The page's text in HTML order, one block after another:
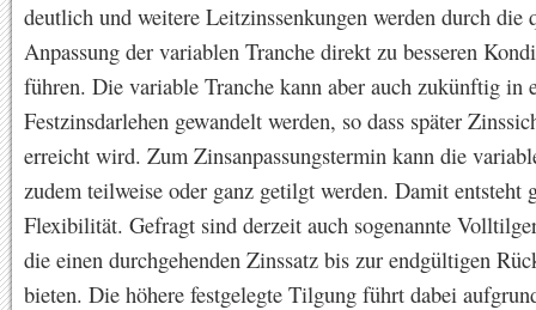
deutlich und weitere Leitzinssenkungen werden durch die
Anpassung der variablen Tranche direkt zu besseren
führen. Die variable Tranche kann aber auch zukünftig in
Festzinsdarlehen gewandelt werden, so dass später
erreicht wird. Zum Zinsanpassungstermin kann die
zudem teilweise oder ganz getilgt werden. Damit entsteht
Flexibilität. Gefragt sind derzeit auch sogenannte
die einen durchgehenden Zinssatz bis zur endgültigen
bieten. Die höhere festgelegte Tilgung führt dabei